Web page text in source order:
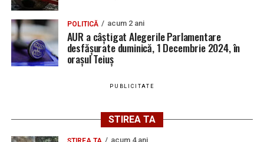
POLITICĂ acum 2 ani
AUR a câștigat Alegerile Parlamentare
desfășurate duminică, 1 Decembrie 2024, în
orașul Teiuș
PUBLICITATE
STIREA TA
acum 4 ani